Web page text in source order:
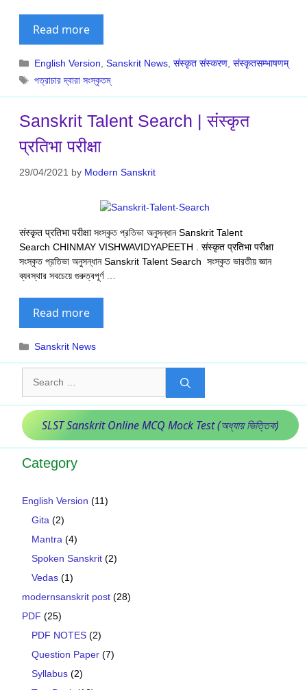
Read more
Categories
English Version,Sanskrit News,संस्कृत संस्करण,संस्कृतसम्भाषणम्
Tags
পত্রাচার দ্বারা সংস্কৃতম্
Sanskrit Talent Search | संस्कृत
प्रतिभा परीक्षा
29/04/2021 by Modern Sanskrit
संस्कृत प्रतिभा परीक्षा সংস্কৃত প্রতিভা অনুসন্ধান Sanskrit Talent
Search CHINMAY VISHWAVIDYAPEETH . संस्कृत प्रतिभा परीक्षा
সংস্কৃত প্রতিভা অনুসন্ধান Sanskrit Talent Search সংস্কৃত ভারতীয় জ্ঞান
ব্যবস্থার সবচেয়ে গুরুত্বপূর্ণ …
Read more
Categories
Sanskrit News
for:
SLST Sanskrit Online MCQ Mock Test (অধ্যায় ভিত্তিক)
Category
English Version (11)
Gita (2)
Mantra (4)
Spoken Sanskrit (2)
Vedas (1)
modernsanskrit post (28)
PDF (25)
PDF NOTES (2)
Question Paper (7)
Syllabus (2)